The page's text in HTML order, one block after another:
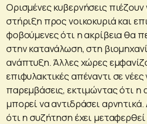
Ορισμένες κυβερνήσεις πιέζουν
στήριξη προς νοικοκυριά και
φοβούμενες ότι η ακρίβεια θα
στην κατανάλωση, στη
ανάπτυξη. Άλλες χώρες
επιφυλακτικές απέναντι σε νέες
παρεμβάσεις, εκτιμώντας ότι
μπορεί να αντιδράσει αρνητικά.
ότι η συζήτηση έχει